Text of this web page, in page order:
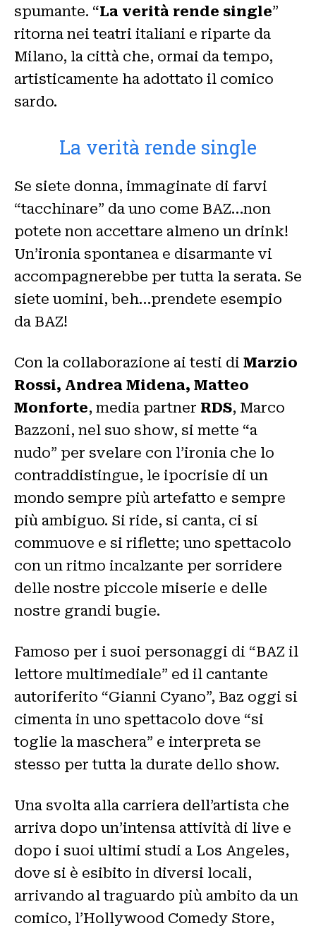
spumante. “La verità rende single”
ritorna nei teatri italiani e riparte da
Milano, la città che, ormai da tempo,
artisticamente ha adottato il comico
sardo.
La verità rende single
Se siete donna, immaginate di farvi
“tacchinare” da uno come BAZ…non
potete non accettare almeno un drink!
Un’ironia spontanea e disarmante vi
accompagnerebbe per tutta la serata. Se
siete uomini, beh…prendete esempio
da BAZ!
Con la collaborazione ai testi di Marzio
Rossi, Andrea Midena, Matteo
Monforte, media partner RDS, Marco
Bazzoni, nel suo show, si mette “a
nudo” per svelare con l’ironia che lo
contraddistingue, le ipocrisie di un
mondo sempre più artefatto e sempre
più ambiguo. Si ride, si canta, ci si
commuove e si riflette; uno spettacolo
con un ritmo incalzante per sorridere
delle nostre piccole miserie e delle
nostre grandi bugie.
Famoso per i suoi personaggi di “BAZ il
lettore multimediale” ed il cantante
autoriferito “Gianni Cyano”, Baz oggi si
cimenta in uno spettacolo dove “si
toglie la maschera” e interpreta se
stesso per tutta la durate dello show.
Una svolta alla carriera dell’artista che
arriva dopo un’intensa attività di live e
dopo i suoi ultimi studi a Los Angeles,
dove si è esibito in diversi locali,
arrivando al traguardo più ambito da un
comico, l’Hollywood Comedy Store,